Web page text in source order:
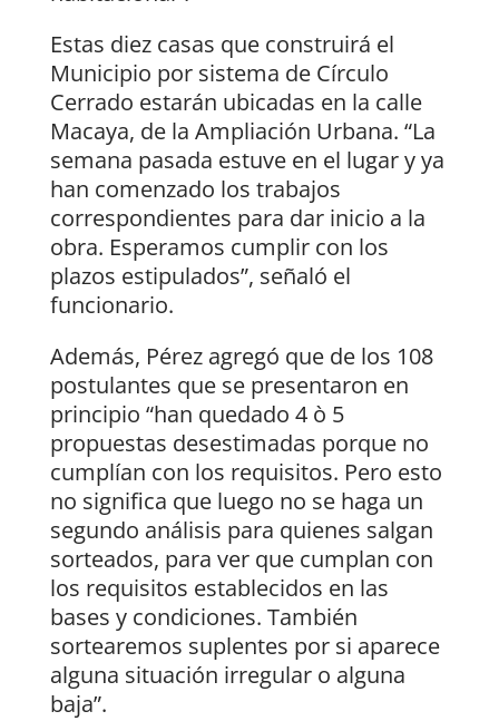
Estas diez casas que construirá el
Municipio por sistema de Círculo
Cerrado estarán ubicadas en la calle
Macaya, de la Ampliación Urbana. “La
semana pasada estuve en el lugar y ya
han comenzado los trabajos
correspondientes para dar inicio a la
obra. Esperamos cumplir con los
plazos estipulados”, señaló el
funcionario.
Además, Pérez agregó que de los 108
postulantes que se presentaron en
principio “han quedado 4 ò 5
propuestas desestimadas porque no
cumplían con los requisitos. Pero esto
no significa que luego no se haga un
segundo análisis para quienes salgan
sorteados, para ver que cumplan con
los requisitos establecidos en las
bases y condiciones. También
sortearemos suplentes por si aparece
alguna situación irregular o alguna
baja”.